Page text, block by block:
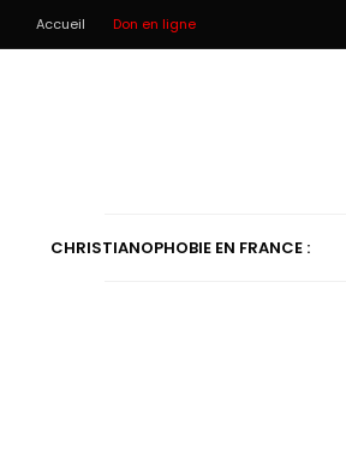
Accueil Don en ligne
CHRISTIANOPHOBIE EN FRANCE :